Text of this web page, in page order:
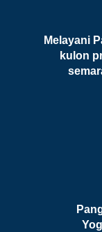
Melayani
kulon